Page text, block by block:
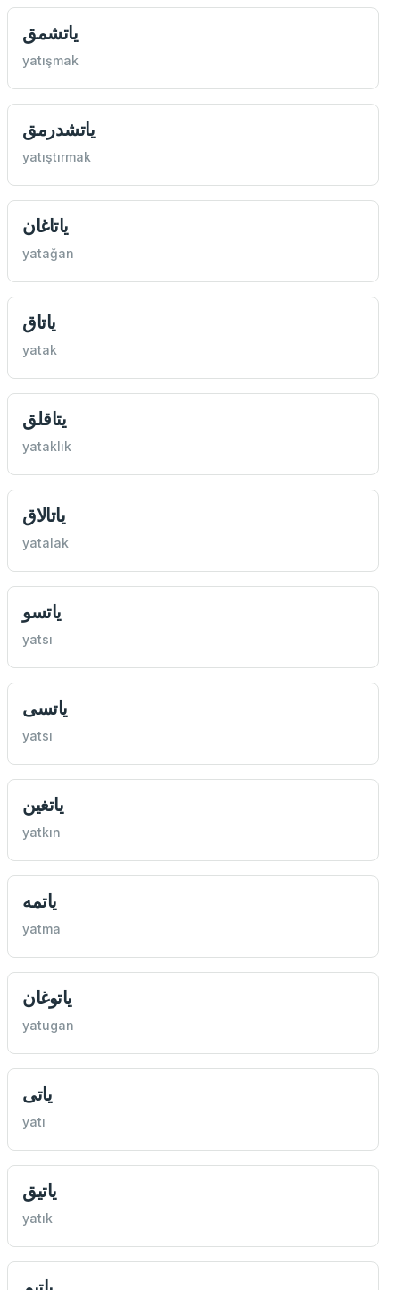
یاتشمق
yatışmak
یاتشدرمق
yatıştırmak
یاتاغان
yatağan
یاتاق
yatak
یتاقلق
yataklık
یاتالاق
yatalak
یاتسو
yatsı
یاتسی
yatsı
یاتغين
yatkın
یاتمه
yatma
یاتوغان
yatugan
یاتی
yatı
یاتيق
yatık